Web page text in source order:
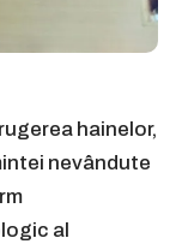
hainelor,
nevândute
al